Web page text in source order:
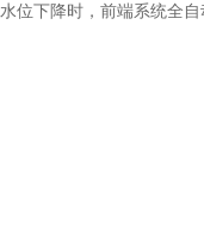
位下降时，前端系统全